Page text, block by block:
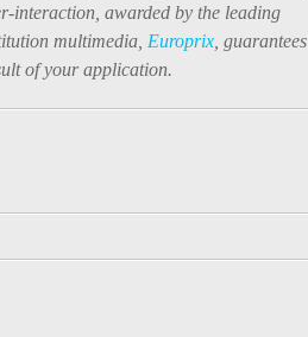
interaction, awarded by the leading
multimedia, Europrix , guarantees
of your application.